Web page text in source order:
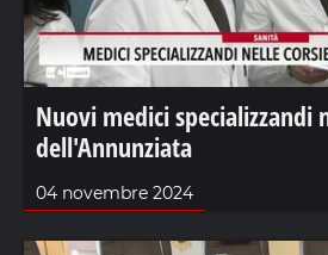
Nuovi medici specializzandi
dell'Annunziata
04 novembre 2024